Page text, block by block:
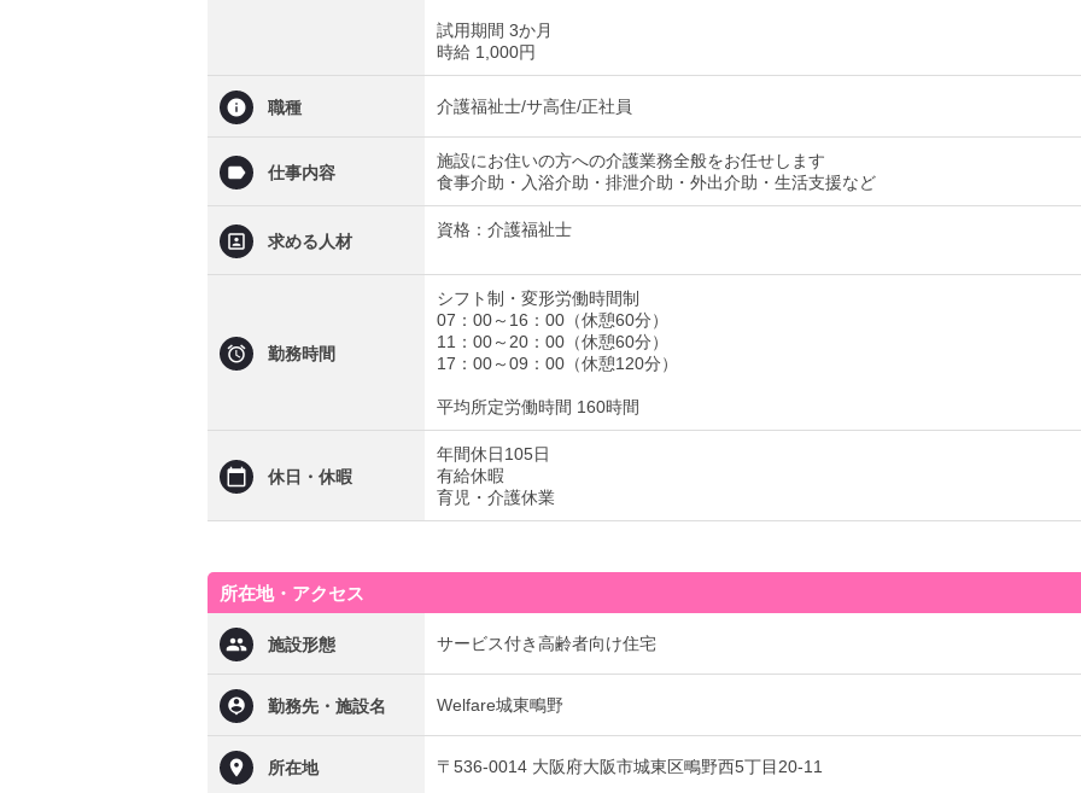
試用期間 3か月
時給 1,000円
職種 介護福祉士/サ高住/正社員
仕事内容
施設にお住いの方への介護業務全般をお任せします
食事介助・入浴介助・排泄介助・外出介助・生活支援など
求める人材
資格：介護福祉士
勤務時間
シフト制・変形労働時間制
07：00～16：00（休憩60分）
11：00～20：00（休憩60分）
17：00～09：00（休憩120分）
平均所定労働時間 160時間
休日・休暇
年間休日105日
有給休暇
育児・介護休業
所在地・アクセス
施設形態 サービス付き高齢者向け住宅
勤務先・施設名 Welfare城東鴫野
所在地 〒536-0014 大阪府大阪市城東区鴫野西5丁目20-11